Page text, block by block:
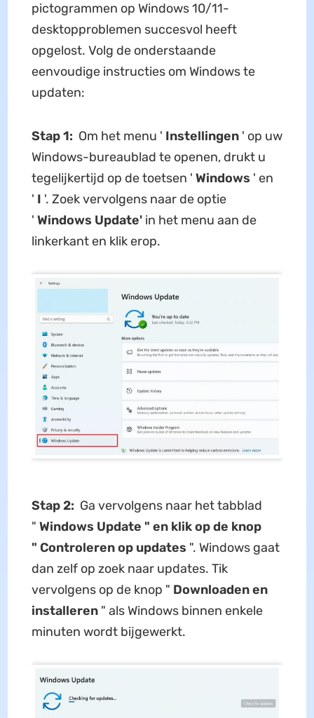
pictogrammen op Windows 10/11-
desktopproblemen succesvol heeft
opgelost. Volg de onderstaande
eenvoudige instructies om Windows te
updaten:
Stap 1: Om het menu ' Instellingen' op uw
Windows-bureaublad te openen, drukt u
tegelijkertijd op de toetsen ' Windows ' en
' I '. Zoek vervolgens naar de optie
' Windows Update'in het menu aan de
linkerkant en klik erop.
Stap 2: Ga vervolgens naar het tabblad
" Windows Update " en klik op de knop
" Controleren op updates ". Windows gaat
dan zelf op zoek naar updates. Tik
vervolgens op de knop " Downloaden en
installeren" als Windows binnen enkele
minuten wordt bijgewerkt.